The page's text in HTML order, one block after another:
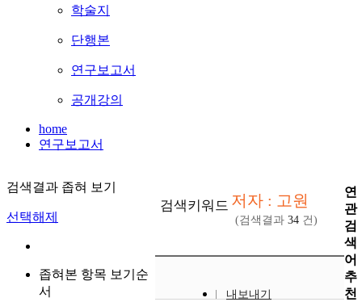
학술지
단행본
연구보고서
공개강의
home
연구보고서
검색결과 좁혀 보기
선택해제
좁혀본 항목 보기순
서
검색키워드 저자 : 고원
(검색결과 34 건)
내보내기
연
관
검
색
어
추
천